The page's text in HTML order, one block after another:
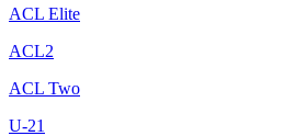
ACL Elite
ACL2
ACL Two
U-21